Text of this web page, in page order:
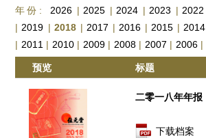
年份: 2026| 2025| 2024| 2023 | 2022
| 2019 | 2018| 2017 | 2016| 2015| 2014
| 2011 | 2010 | 2009 | 2008 | 2007 | 2006 |
预览 标题
二零一八年年报
下载档案